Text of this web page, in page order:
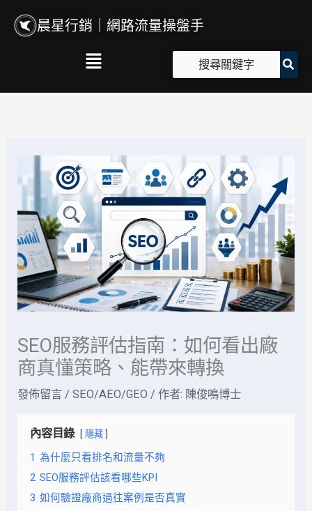
內
晨星行銷｜網路流量操盤手
Main
Menu
SEO服務評估指南：如何看出廠
商真懂策略、能帶來轉換
發佈留言 /SEO/AEO/GEO / 作者: 陳俊鳴博士
內容目錄 隱藏
1 為什麼只看排名和流量不夠
2 SEO服務評估該看哪些KPI
3 如何驗證廠商過往案例是否真實